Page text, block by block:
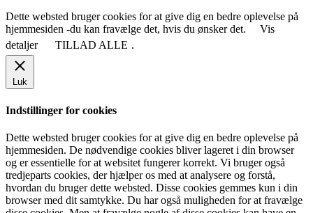
Dette websted bruger cookies for at give dig en bedre oplevelse på
hjemmesiden -du kan fravælge det, hvis du ønsker det.
Vis
detaljer
TILLAD ALLE .
Luk
Indstillinger for cookies
Dette websted bruger cookies for at give dig en bedre oplevelse på
hjemmesiden. De nødvendige cookies bliver lageret i din browser
og er essentielle for at websitet fungerer korrekt. Vi bruger også
tredjeparts cookies, der hjælper os med at analysere og forstå,
hvordan du bruger dette websted. Disse cookies gemmes kun i din
browser med dit samtykke. Du har også muligheden for at fravælge